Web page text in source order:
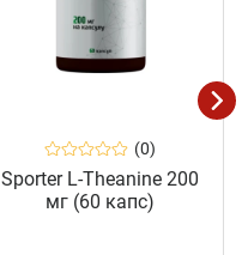
(0)
Sporter L-Theanine 200
мг (60 капс)